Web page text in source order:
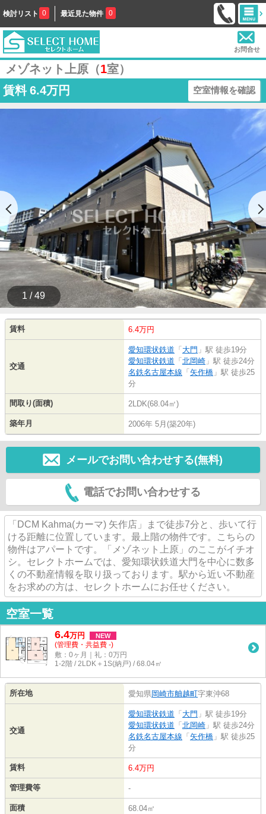
検討リスト 0 最近見た物件 0
お問合せ
メゾネット上原（1室）
賃料 6.4万円 空室情報を確認
1 / 49
賃料 6.4万円
交通
愛知環状鉄道 「 大門 」駅 徒歩19分
愛知環状鉄道 「 北岡崎 」駅 徒歩24分
名鉄名古屋本線 「 矢作橋 」駅 徒歩25
分
間取り(面積) 2LDK(68.04㎡)
築年月 2006年 5月(築20年)
メールでお問い合わせする(無料)
電話でお問い合わせする
「DCM Kahma(カーマ) 矢作店」まで徒歩7分と、歩いて行
ける距離に位置しています。最上階の物件です。こちらの
物件はアパートです。「メゾネット上原」のここがイチオ
シ。セレクトホームでは、愛知環状鉄道大門を中心に数多
くの不動産情報を取り扱っております。駅から近い不動産
をお求めの方は、セレクトホームにお任せください。
空室一覧
6.4万円 NEW
(管理費・共益費 -)
敷：0ヶ月｜礼：0万円
1-2階 / 2LDK＋1S(納戸) / 68.04㎡
所在地 愛知県岡崎市舳越町字東沖68
交通
愛知環状鉄道 「 大門 」駅 徒歩19分
愛知環状鉄道 「 北岡崎 」駅 徒歩24分
名鉄名古屋本線 「 矢作橋 」駅 徒歩25
分
賃料 6.4万円
管理費等 -
面積 68.04㎡